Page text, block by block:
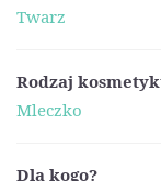
Twarz
Rodzaj
Mleczko
Dla kogo?